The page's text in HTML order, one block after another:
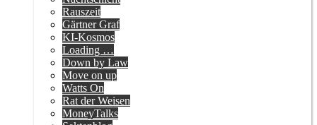
Rauszeit
Gärtner Graf
KI-Kosmos
Loading …
Down by Law
Move on up
Watts On
Rat der Weisen
MoneyTalks